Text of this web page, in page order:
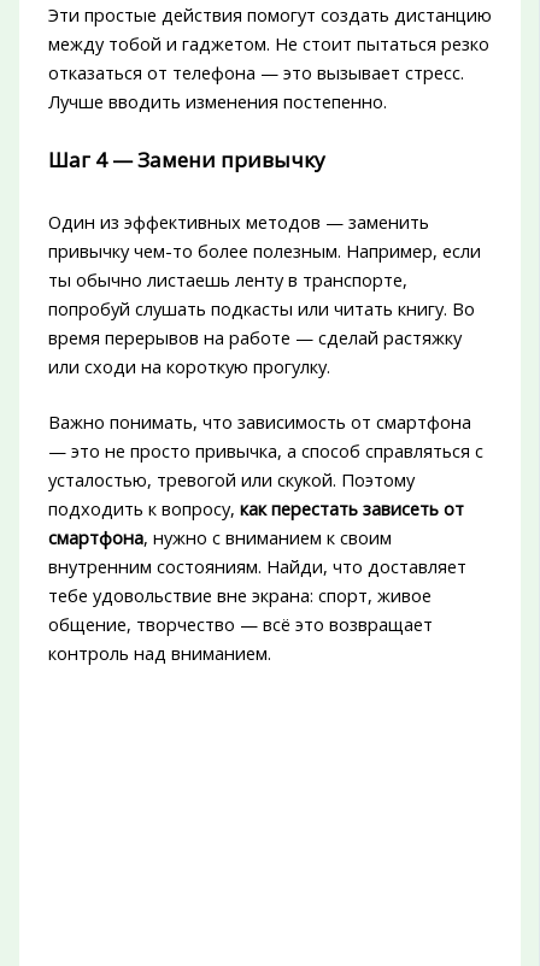
Эти простые действия помогут создать дистанцию
между тобой и гаджетом. Не стоит пытаться резко
отказаться от телефона — это вызывает стресс.
Лучше вводить изменения постепенно.
Шаг 4 — Замени привычку
Один из эффективных методов — заменить
привычку чем-то более полезным. Например, если
ты обычно листаешь ленту в транспорте,
попробуй слушать подкасты или читать книгу. Во
время перерывов на работе — сделай растяжку
или сходи на короткую прогулку.
Важно понимать, что зависимость от смартфона
— это не просто привычка, а способ справляться с
усталостью, тревогой или скукой. Поэтому
подходить к вопросу, как перестать зависеть от
смартфона, нужно с вниманием к своим
внутренним состояниям. Найди, что доставляет
тебе удовольствие вне экрана: спорт, живое
общение, творчество — всё это возвращает
контроль над вниманием.